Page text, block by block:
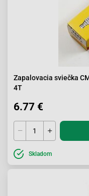
Zapalovacia sviečka
4T
6.77 €
Skladom